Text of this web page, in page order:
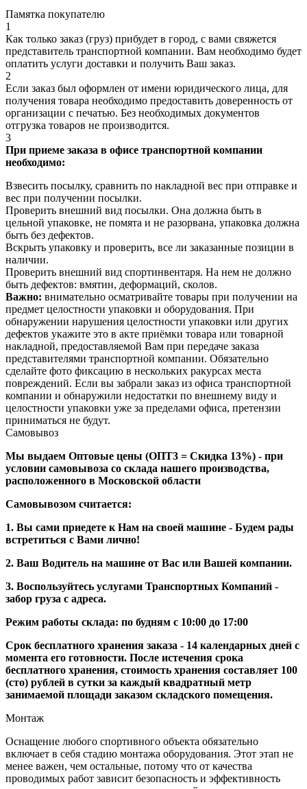
Памятка покупателю
1
Как только заказ (груз) прибудет в город, с вами свяжется
представитель транспортной компании. Вам необходимо будет
оплатить услуги доставки и получить Ваш заказ.
2
Если заказ был оформлен от имени юридического лица, для
получения товара необходимо предоставить доверенность от
организации с печатью. Без необходимых документов
отгрузка товаров не производится.
3
При приеме заказа в офисе транспортной компании
необходимо:
Взвесить посылку, сравнить по накладной вес при отправке и
вес при получении посылки.
Проверить внешний вид посылки. Она должна быть в
цельной упаковке, не помята и не разорвана, упаковка должна
быть без дефектов.
Вскрыть упаковку и проверить, все ли заказанные позиции в
наличии.
Проверить внешний вид спортинвентаря. На нем не должно
быть дефектов: вмятин, деформаций, сколов.
Важно: внимательно осматривайте товары при получении на
предмет целостности упаковки и оборудования. При
обнаружении нарушения целостности упаковки или других
дефектов укажите это в акте приёмки товара или товарной
накладной, предоставляемой Вам при передаче заказа
представителями транспортной компании. Обязательно
сделайте фото фиксацию в нескольких ракурсах места
повреждений. Если вы забрали заказ из офиса транспортной
компании и обнаружили недостатки по внешнему виду и
целостности упаковки уже за пределами офиса, претензии
приниматься не будут.
Самовывоз
Мы выдаем Оптовые цены (ОПТ3 = Скидка 13%) - при
условии самовывоза со склада нашего производства,
расположенного в Московской области
Самовывозом считается:
1. Вы сами приедете к Нам на своей машине - Будем рады
встретиться с Вами лично!
2. Ваш Водитель на машине от Вас или Вашей компании.
3. Воспользуйтесь услугами Транспортных Компаний -
забор груза с адреса.
Режим работы склада: по будням с 10:00 до 17:00
Срок бесплатного хранения заказа - 14 календарных дней с
момента его готовности. После истечения срока
бесплатного хранения, стоимость хранения составляет 100
(сто) рублей в сутки за каждый квадратный метр
занимаемой площади заказом складского помещения.
Монтаж
Оснащение любого спортивного объекта обязательно
включает в себя стадию монтажа оборудования. Этот этап не
менее важен, чем остальные, потому что от качества
проводимых работ зависит безопасность и эффективность